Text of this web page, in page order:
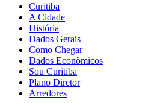
Curitiba
A Cidade
História
Dados Gerais
Como Chegar
Dados Econômicos
Sou Curitiba
Plano Diretor
Arredores